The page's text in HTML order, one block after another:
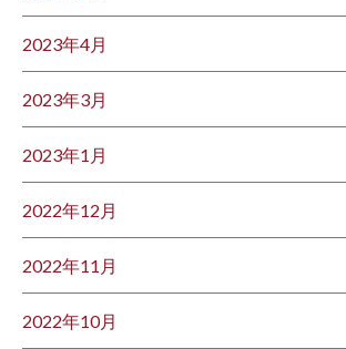
2023年4月
2023年3月
2023年1月
2022年12月
2022年11月
2022年10月